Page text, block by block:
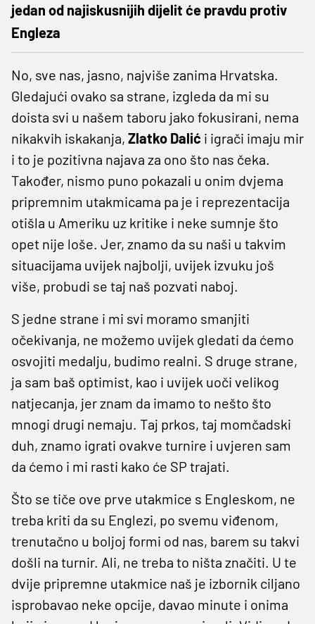
jedan od najiskusnijih dijelit će pravdu protiv
Engleza
No, sve nas, jasno, najviše zanima Hrvatska.
Gledajući ovako sa strane, izgleda da mi su
doista svi u našem taboru jako fokusirani, nema
nikakvih iskakanja, Zlatko Dalić i igrači imaju mir
i to je pozitivna najava za ono što nas čeka.
Također, nismo puno pokazali u onim dvjema
pripremnim utakmicama pa je i reprezentacija
otišla u Ameriku uz kritike i neke sumnje što
opet nije loše. Jer, znamo da su naši u takvim
situacijama uvijek najbolji, uvijek izvuku još
više, probudi se taj naš pozvati naboj.
S jedne strane i mi svi moramo smanjiti
očekivanja, ne možemo uvijek gledati da ćemo
osvojiti medalju, budimo realni. S druge strane,
ja sam baš optimist, kao i uvijek uoči velikog
natjecanja, jer znam da imamo to nešto što
mnogi drugi nemaju. Taj prkos, taj momčadski
duh, znamo igrati ovakve turnire i uvjeren sam
da ćemo i mi rasti kako će SP trajati.
Što se tiče ove prve utakmice s Engleskom, ne
treba kriti da su Englezi, po svemu viđenom,
trenutačno u boljoj formi od nas, barem su takvi
došli na turnir. Ali, ne treba to ništa značiti. U te
dvije pripremne utakmice naš je izbornik ciljano
isprobavao neke opcije, davao minute i onima